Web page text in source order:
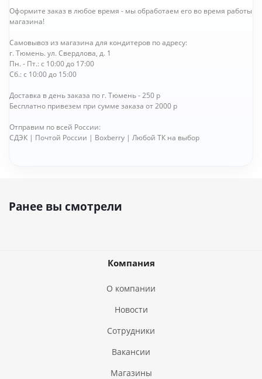
Оформите заказ в любое время - мы обработаем его во время работы
магазина!
Самовывоз из магазина для кондитеров по адресу:
г. Тюмень. ул. Свердлова, д. 1
Пн. - Пт.: с 10:00 до 17:00
Сб.: с 10:00 до 15:00
Доставка в день заказа по г. Тюмень - 250 р
Бесплатно привезем при сумме заказа от 2000 р
Отправим по всей России:
СДЭК | Почтой России | Boxberry | Любой ТК на выбор
Ранее вы смотрели
Компания
О компании
Новости
Сотрудники
Вакансии
Магазины